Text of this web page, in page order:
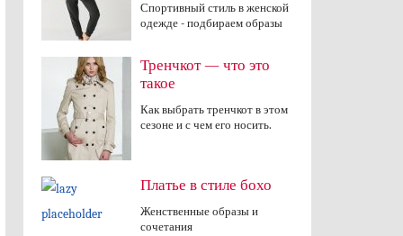
Спортивный стиль в женской
одежде - подбираем образы
Тренчкот — что это
такое
Как выбрать тренчкот в этом
сезоне и с чем его носить.
Платье в стиле бохо
Женственные образы и
сочетания